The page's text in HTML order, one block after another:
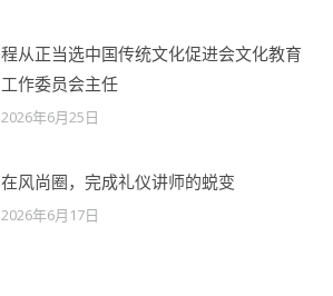
程从正当选中国传统文化促进会文化教育
工作委员会主任
2026年6月25日
在风尚圈，完成礼仪讲师的蜕变
2026年6月17日